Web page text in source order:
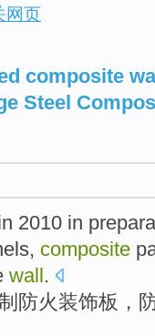
网页
composite
Steel
2010 in
, composite
wall .
防火装饰板 ，